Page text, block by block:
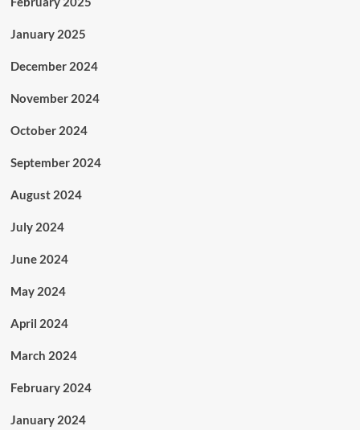
January 2025
December 2024
November 2024
October 2024
September 2024
August 2024
July 2024
June 2024
May 2024
April 2024
March 2024
February 2024
January 2024